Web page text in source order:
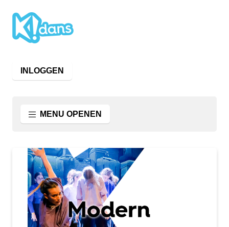
INLOGGEN
MENU OPENEN